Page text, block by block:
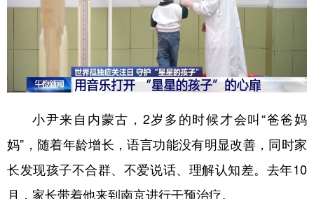
小尹来自内蒙古，2岁多的时候才会叫“爸爸妈
妈”，随着年龄增长，语言功能没有明显改善，同时家
长发现孩子不合群、不爱说话、理解认知差。去年10
月，家长带着他来到南京进行干预治疗。